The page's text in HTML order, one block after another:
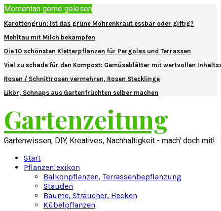
Momentan gerne gelesen
Karottengrün: Ist das grüne Möhrenkraut essbar oder giftig?
Mehltau mit Milch bekämpfen
Die 10 schönsten Kletterpflanzen für Pergolas und Terrassen
Viel zu schade für den Kompost: Gemüseblätter mit wertvollen
Rosen / Schnittrosen vermehren, Rosen Stecklinge
Likör, Schnaps aus Gartenfrüchten selber machen
Gartenzeitung
Gartenwissen, DIY, Kreatives, Nachhaltigkeit - mach' doch mit!
Start
Pflanzenlexikon
Balkonpflanzen, Terrassenbepflanzung
Stauden
Bäume, Sträucher, Hecken
Kübelpflanzen